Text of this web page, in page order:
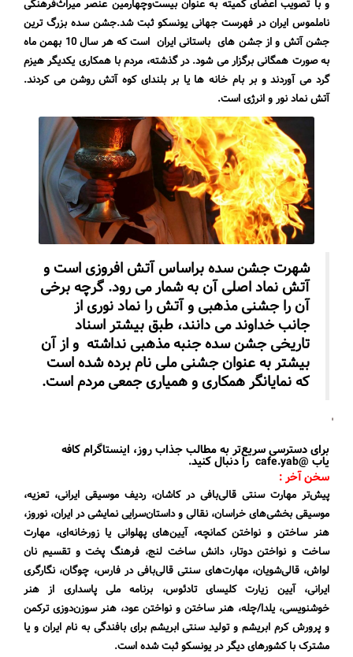
و با تصویب اعضای کمیته به‌ عنوان بیست‌وچهارمین عنصر میراث‌فرهنگی
ناملموس ایران در فهرست جهانی یونسکو ثبت شد.جشن سده بزرگ ترین
جشن آتش و از جشن های باستانی ایران است که هر سال 10 بهمن ماه
به صورت همگانی برگزار می شود. در گذشته، مردم با همکاری یکدیگر هیزم
گرد می آوردند و بر بام خانه ها یا بر بلندای کوه آتش روشن می کردند.
آتش نماد نور و انرژی است.
شهرت جشن سده براساس آتش افروزی است و
آتش نماد اصلی آن به شمار می رود. گرچه برخی
آن را جشنی مذهبی و آتش را نماد نوری از
جانب خداوند می دانند، طبق بیشتر اسناد
تاریخی جشن سده جنبه مذهبی نداشته و از آن
بیشتر به عنوان جشنی ملی نام برده شده است
که نمایانگر همکاری و همیاری جمعی مردم است.
برای دسترسی سریع‌تر به مطالب جذاب روز، اینستاگرام کافه
یاب @cafe.yab
را دنبال کنید.
سخن آخر :
پیش‌تر مهارت سنتی قالی‌بافی در کاشان، ردیف‌ موسیقی ایرانی، تعزیه،
موسیقی بخشی‌های خراسان، نقالی و داستان‌سرایی نمایشی در ایران، نوروز،
هنر ساختن و نواختن کمانچه، آیین‌های پهلوانی یا زورخانه‌ای، مهارت
ساخت و نواختن دوتار، دانش ساخت لنج، فرهنگ پخت و تقسیم نان
لواش، قالی‌شویان، مهارت‌های سنتی قالی‌بافی در فارس، چوگان، نگارگری
ایرانی، آیین زیارت کلیسای تادئوس، برنامه ملی پاسداری از هنر
خوشنویسی، یلدا/چله، هنر ساختن و نواختن عود، هنر سوزن‌دوزی ترکمن
و پرورش کرم ابریشم و تولید سنتی ابریشم برای بافندگی به نام ایران و یا
مشترک با کشورهای دیگر در یونسکو ثبت شده است.